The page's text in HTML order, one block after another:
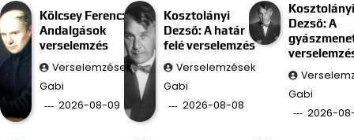
Kölcsey Ferenc:
Andalgások
verselemzés
Verselemzések
Gabi
2026-08-09
Kosztolányi
Dezső: A határ
felé verselemzés
Verselemzések
Gabi
2026-08-08
Kosztolányi
Dezső: A
Gabi
2026-